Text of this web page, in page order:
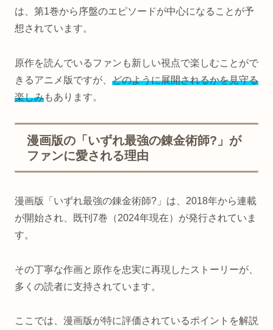
は、第1巻から序盤のエピソードが中心になることが予
想されています。
原作を読んでいるファンも新しい視点で楽しむことがで
きるアニメ版ですが、 どのように展開されるかを見守る
楽しみもあります。
漫画版の「いずれ最強の錬金術師?」が
ファンに愛される理由
漫画版「いずれ最強の錬金術師?」は、2018年から連載
が開始され、既刊7巻（2024年現在）が発行されていま
す。
その丁寧な作画と原作を忠実に再現したストーリーが、
多くの読者に支持されています。
ここでは、漫画版が特に評価されているポイントを解説